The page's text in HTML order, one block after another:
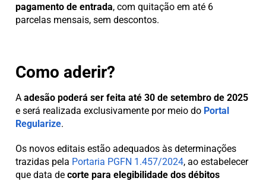
pagamento de entrada, com quitação em até 6
parcelas mensais, sem descontos.
Como aderir?
A adesão poderá ser feita até 30 de setembro de 2025
e será realizada exclusivamente por meio do Portal
Regularize.
Os novos editais estão adequados às determinações
trazidas pela Portaria PGFN 1.457/2024, ao estabelecer
que data de corte para elegibilidade dos débitos